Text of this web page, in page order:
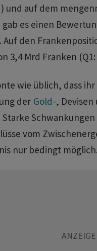
und auf dem
es einen
Auf den
3,4 Mrd Franken
wie üblich, dass
der Gold-,
Starke
vom
nur bedingt möglich.